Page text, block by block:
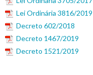
Lei Ordinária 3816/2019
Decreto 602/2018
Decreto 1467/2019
Decreto 1521/2019